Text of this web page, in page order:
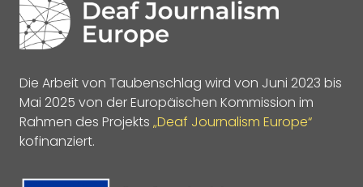
Die Arbeit von Taubenschlag wird von Juni 2023 bis
Mai 2025 von der Europäischen Kommission im
Rahmen des Projekts „Deaf Journalism Europe“
kofinanziert.